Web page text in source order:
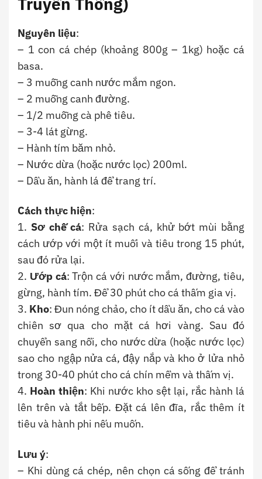
Nguyên liệu:
– 1 con cá chép (khoảng 800g – 1kg) hoặc cá
basa.
– 3 muỗng canh nước mắm ngon.
– 2 muỗng canh đường.
– 1/2 muỗng cà phê tiêu.
– 3-4 lát gừng.
– Hành tím băm nhỏ.
– Nước dừa (hoặc nước lọc) 200ml.
– Dầu ăn, hành lá để trang trí.
Cách thực hiện:
1. Sơ chế cá: Rửa sạch cá, khử bớt mùi bằng
cách ướp với một ít muối và tiêu trong 15 phút,
sau đó rửa lại.
2. Ướp cá: Trộn cá với nước mắm, đường, tiêu,
gừng, hành tím. Để 30 phút cho cá thấm gia vị.
3. Kho: Đun nóng chảo, cho ít dầu ăn, cho cá vào
chiên sơ qua cho mặt cá hơi vàng. Sau đó
chuyển sang nồi, cho nước dừa (hoặc nước lọc)
sao cho ngập nửa cá, đậy nắp và kho ở lửa nhỏ
trong 30-40 phút cho cá chín mềm và thấm vị.
4. Hoàn thiện: Khi nước kho sệt lại, rắc hành lá
lên trên và tắt bếp. Đặt cá lên đĩa, rắc thêm ít
tiêu và hành phi nếu muốn.
Lưu ý:
– Khi dùng cá chép, nên chọn cá sống để tránh